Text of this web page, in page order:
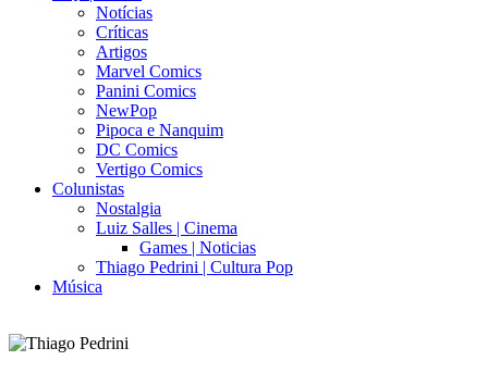
Notícias
Críticas
Artigos
Marvel Comics
Panini Comics
NewPop
Pipoca e Nanquim
DC Comics
Vertigo Comics
Colunistas
Nostalgia
Luiz Salles | Cinema
Games | Noticias
Thiago Pedrini | Cultura Pop
Música